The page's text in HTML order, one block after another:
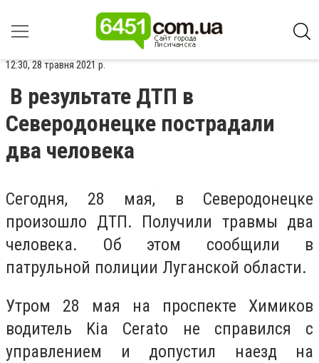
12:30, 28 травня 2021 р.
В результате ДТП в
Северодонецке пострадали
два человека
Сегодня, 28 мая, в Северодонецке
произошло ДТП. Получили травмы два
человека. Об этом сообщили в
патрульной полиции Луганской области.
Утром 28 мая на проспекте Химиков
водитель Kia Cerato не справился с
управлением и допустил наезд на